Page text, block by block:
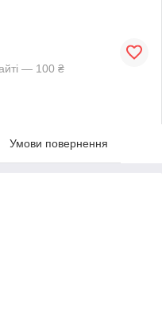
— 100 ₴
Умови повернення